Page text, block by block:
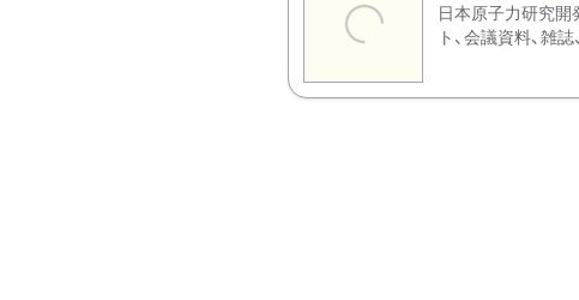
日本原子力研究開
ト、会議資料、雑